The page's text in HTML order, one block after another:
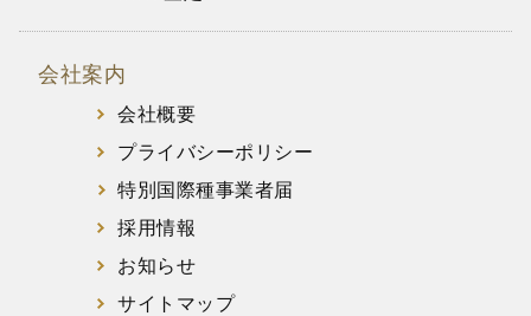
会社案内
会社概要
プライバシーポリシー
特別国際種事業者届
採用情報
お知らせ
サイトマップ